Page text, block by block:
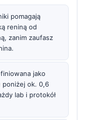
pomagają
reniną od
zanim zaufasz
jako
poniżej ok. 0,6
lab i protokół